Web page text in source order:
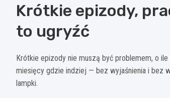
Krótkie epizody,
to ugryźć
Krótkie epizody nie muszą być problemem, o
miesięcy gdzie indziej — bez wyjaśnienia i bez
lampki.